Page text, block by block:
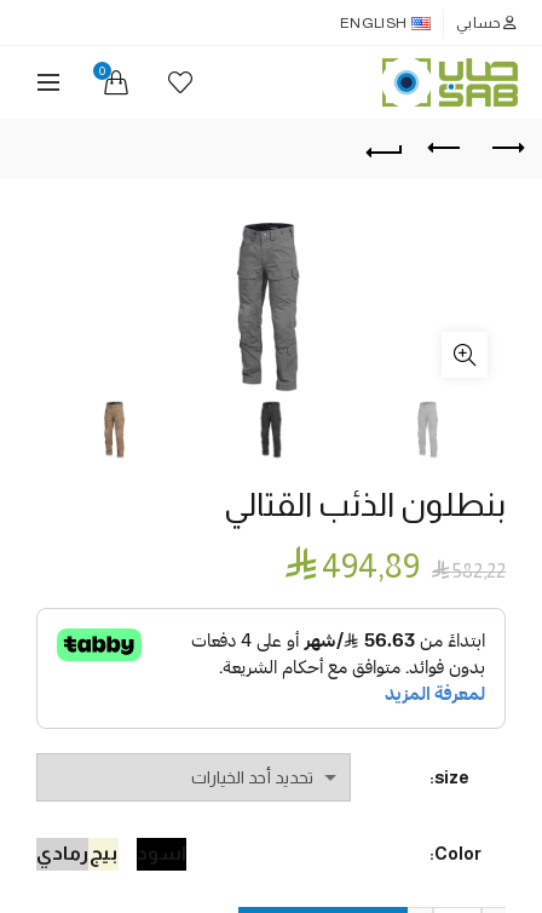
حسابي ENGLISH
0
بنطلون الذئب القتالي
 582٫22  494٫89
size
Color اسود بيج رمادي